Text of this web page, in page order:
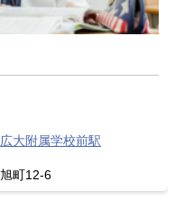
大附属学校前駅
町12-6